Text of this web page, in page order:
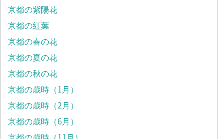
京都の紫陽花
京都の紅葉
京都の春の花
京都の夏の花
京都の秋の花
京都の歳時（1月）
京都の歳時（2月）
京都の歳時（6月）